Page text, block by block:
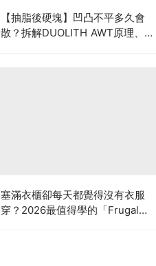
【抽脂後硬塊】凹凸不平多久會
散？拆解DUOLITH AWT原理、按
塞滿衣櫃卻每天都覺得沒有衣服
穿？2026最值得學的「Frugal